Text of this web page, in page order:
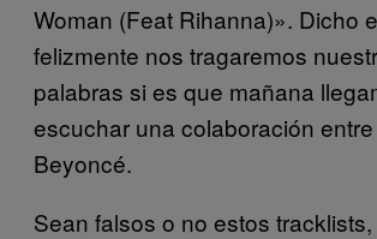
Woman (Feat Rihanna)». Dicho
felizmente nos tragaremos
palabras si es que mañana
escuchar una colaboración
Beyoncé.
Sean falsos o no estos